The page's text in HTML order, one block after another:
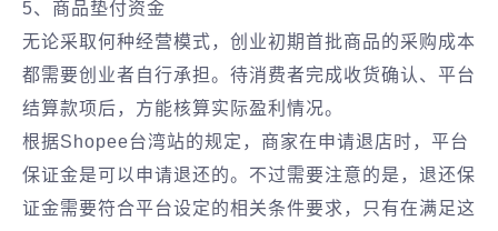
5、商品垫付资金
无论采取何种经营模式，创业初期首批商品的采购成本
都需要创业者自行承担。待消费者完成收货确认、平台
结算款项后，方能核算实际盈利情况。
根据Shopee台湾站的规定，商家在申请退店时，平台
保证金是可以申请退还的。不过需要注意的是，退还保
证金需要符合平台设定的相关条件要求，只有在满足这